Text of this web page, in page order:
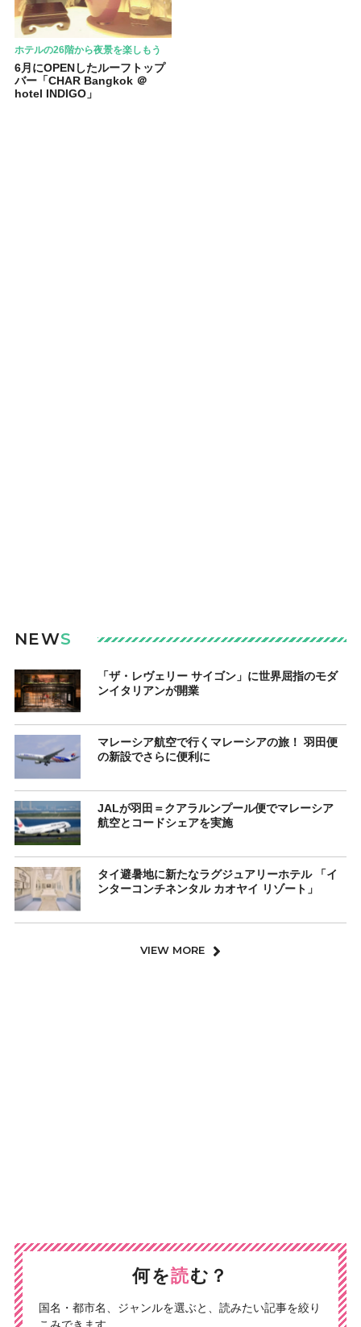
ホテルの26階から夜景を楽しもう
6月にOPENしたルーフトップ
バー「CHAR Bangkok ＠
hotel INDIGO」
NEWS
「ザ・レヴェリー サイゴン」に世界屈指のモダ
ンイタリアンが開業
マレーシア航空で行くマレーシアの旅！ 羽田便
の新設でさらに便利に
JALが羽田＝クアラルンプール便でマレーシア
航空とコードシェアを実施
タイ避暑地に新たなラグジュアリーホテル 「イ
ンターコンチネンタル カオヤイ リゾート」
VIEW MORE
何を読む？
国名・都市名、ジャンルを選ぶと、読みたい記事を絞り